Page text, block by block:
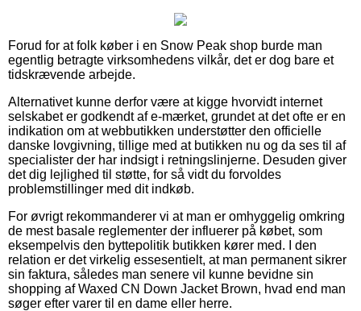
Forud for at folk køber i en Snow Peak shop burde man
egentlig betragte virksomhedens vilkår, det er dog bare et
tidskrævende arbejde.
Alternativet kunne derfor være at kigge hvorvidt internet
selskabet er godkendt af e-mærket, grundet at det ofte er en
indikation om at webbutikken understøtter den officielle
danske lovgivning, tillige med at butikken nu og da ses til af
specialister der har indsigt i retningslinjerne. Desuden giver
det dig lejlighed til støtte, for så vidt du forvoldes
problemstillinger med dit indkøb.
For øvrigt rekommanderer vi at man er omhyggelig omkring
de mest basale reglementer der influerer på købet, som
eksempelvis den byttepolitik butikken kører med. I den
relation er det virkelig essesentielt, at man permanent sikrer
sin faktura, således man senere vil kunne bevidne sin
shopping af Waxed CN Down Jacket Brown, hvad end man
søger efter varer til en dame eller herre.